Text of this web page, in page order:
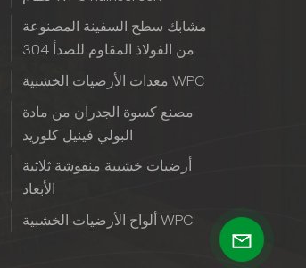
مشابك سطح السفينة المصنوعة
من الفولاذ المقاوم للصدأ 304
معدات الأرضيات الخشبية WPC
مصنع كسوة الجدران من مادة
البولي فينيل كلوريد
أرضيات خشبية منقوشة ثلاثية
الأبعاد
ألواح الأرضيات الخشبية WPC